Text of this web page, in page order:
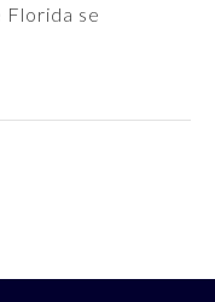
Florida se